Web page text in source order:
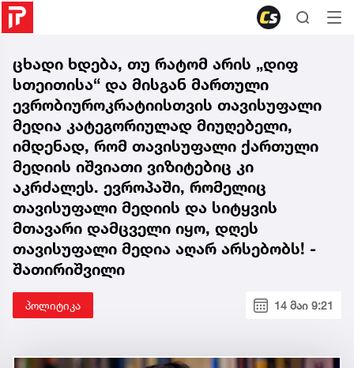
ცხადი ხდება, თუ რატომ არის „დიფ
სთეითისა“ და მისგან მართული
ევრობიუროკრატიისთვის თავისუფალი
მედია კატეგორიულად მიუღებელი,
იმდენად, რომ თავისუფალი ქართული
მედიის იშვიათი ვიზიტებიც კი
აკრძალეს. ევროპაში, რომელიც
თავისუფალი მედიის და სიტყვის
მთავარი დამცველი იყო, დღეს
თავისუფალი მედია აღარ არსებობს! -
შათირიშვილი
პოლიტიკა 14 მაი 9:21